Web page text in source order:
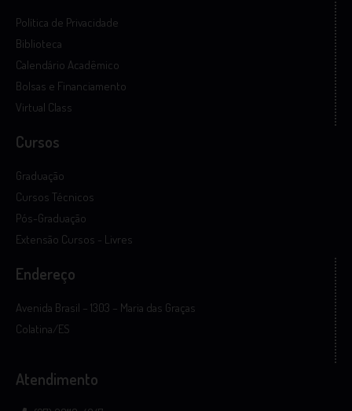
Política de Privacidade
Biblioteca
Calendário Acadêmico
Bolsas e Financiamento
Virtual Class
Cursos
Graduação
Cursos Técnicos
Pós-Graduação
Extensão Cursos - Livres
Endereço
Avenida Brasil – 1303 – Maria das Graças
Colatina/ES
Atendimento